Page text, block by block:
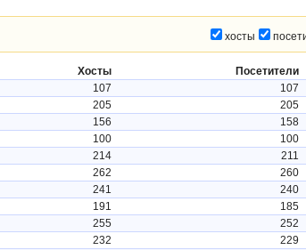
хосты
Хосты Посетители
107 107
205 205
156 158
100 100
214 211
262 260
241 240
191 185
255 252
232 229